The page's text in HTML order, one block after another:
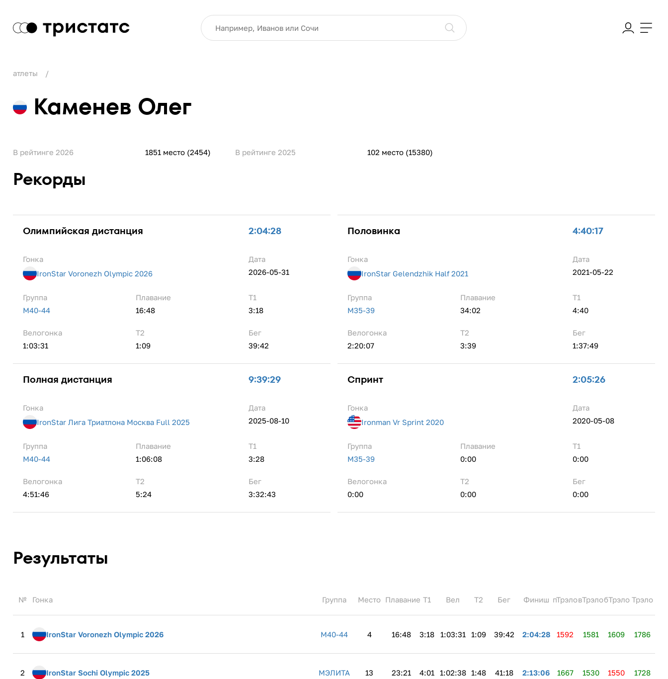
атлеты
Каменев Олег
В рейтинге 2026 1851 место (2454) В рейтинге 2025 102 место (15380)
Рекорды
Олимпийская дистанция 2:04:28
Гонка
IronStar Voronezh Olympic 2026
Дата
2026-05-31
Группа
M40-44
Плавание
16:48
Т1
3:18
Велогонка
1:03:31
Т2
1:09
Бег
39:42
Половинка 4:40:17
Гонка
IronStar Gelendzhik Half 2021
Дата
2021-05-22
Группа
M35-39
Плавание
34:02
Т1
4:40
Велогонка
2:20:07
Т2
3:39
Бег
1:37:49
Полная дистанция 9:39:29
Гонка
IronStar Лига Триатлона Москва Full 2025
Дата
2025-08-10
Группа
M40-44
Плавание
1:06:08
Т1
3:28
Велогонка
4:51:46
Т2
5:24
Бег
3:32:43
Спринт 2:05:26
Гонка
Ironman Vr Sprint 2020
Дата
2020-05-08
Группа
M35-39
Плавание
0:00
Т1
0:00
Велогонка
0:00
Т2
0:00
Бег
0:00
Результаты
№ Гонка Группа Место Плавание Т1 Вел Т2 Бег Финиш пТрэловТрэлобТрэло Трэло
1 IronStar Voronezh Olympic 2026 M40-44 4 16:48 3:18 1:03:31 1:09 39:42 2:04:28 1592 1581 1609 1786
2 IronStar Sochi Olympic 2025 MЭЛИТА 13 23:21 4:01 1:02:38 1:48 41:18 2:13:06 1667 1530 1550 1728